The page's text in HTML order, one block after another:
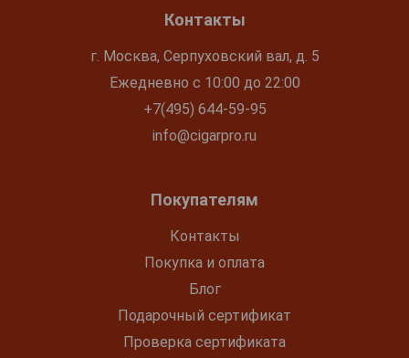
Контакты
г. Москва, Серпуховский вал, д. 5
Ежедневно с 10:00 до 22:00
+7(495) 644-59-95
info@cigarpro.ru
Покупателям
Контакты
Покупка и оплата
Блог
Подарочный сертификат
Проверка сертификата